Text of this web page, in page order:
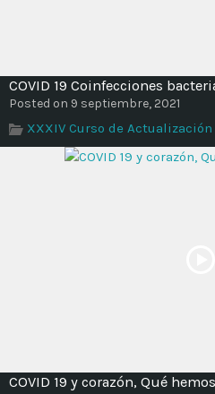
COVID 19 Coinfecciones
Posted on 9 septiembre, 2021
XXXIV Curso de
COVID 19 y corazón, Qué